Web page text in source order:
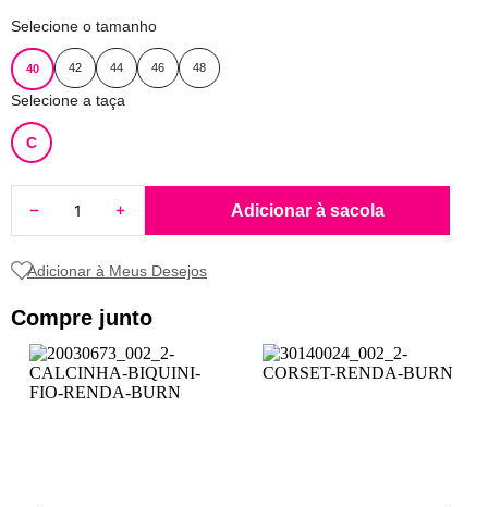
8 renda
10
Selecione o tamanho
40 42 44 46 48
Selecione a taça
C
Adicionar à sacola
Compre junto